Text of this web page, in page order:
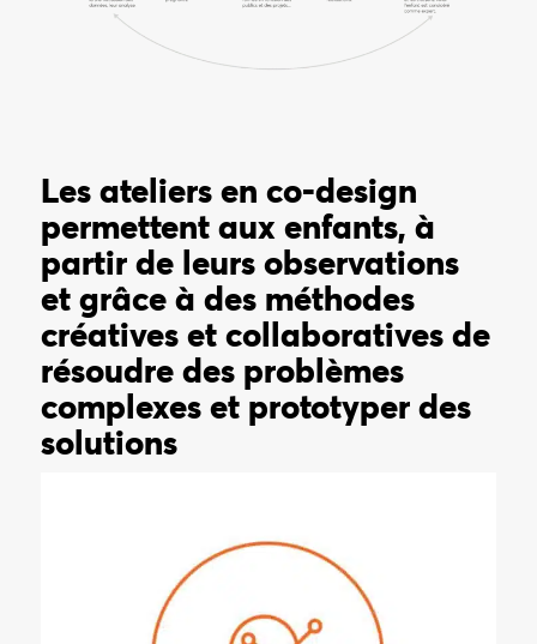
Les ateliers en co-design
permettent aux enfants, à
partir de leurs observations
et grâce à des méthodes
créatives et collaboratives de
résoudre des problèmes
complexes et prototyper des
solutions